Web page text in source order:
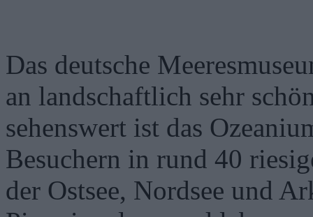
Das deutsche
an landschaftlich sehr
sehenswert ist das
Besuchern in rund 40
der Ostsee, Nordsee und